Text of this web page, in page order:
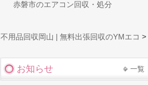
赤磐市のエアコン回収・処分
不用品回収岡山 | 無料出張回収のYMエコ >
お知らせ 一覧